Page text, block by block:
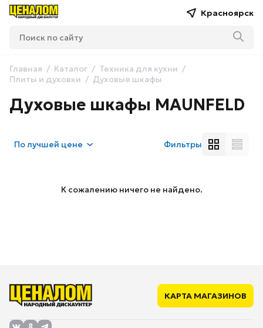
Красноярск
Главная Каталог
Техника для кухни
Плиты и духовки
Духовые шкафы
Духовые шкафы MAUNFELD
Получшей цене Фильтры
К сожалению ничего не найдено.
КАРТА МАГАЗИНОВ